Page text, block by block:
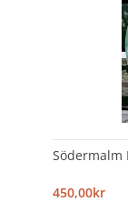
Södermalm
450,00kr